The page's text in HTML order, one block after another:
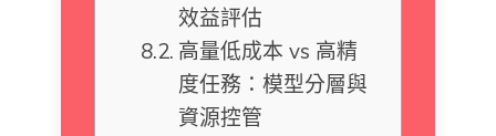
效益評估
高量低成本 vs 高精
度任務：模型分層與
資源控管